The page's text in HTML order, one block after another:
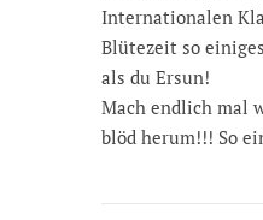
Internationalen
Blütezeit so
als du Ersun!
Mach endlich mal
blöd herum!!! So